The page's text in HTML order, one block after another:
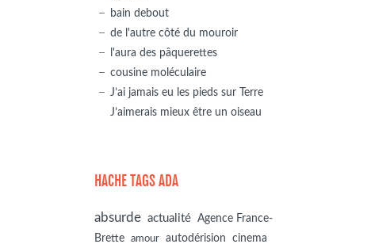
bain debout
de l'autre côté du mouroir
l'aura des pâquerettes
cousine moléculaire
J’ai jamais eu les pieds sur Terre
J’aimerais mieux être un oiseau
HACHE TAGS ADA
absurde actualité Agence France-
Brette
amour autodérision
cinema